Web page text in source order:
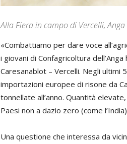
Alla Fiera in campo di Vercelli,
«Combattiamo per dare voce
i giovani di Confagricoltura
Caresanablot – Vercelli. Negli
importazioni europee di risone da
tonnellate all’anno. Quantità
Paesi non a dazio zero (come
Una questione che interessa da